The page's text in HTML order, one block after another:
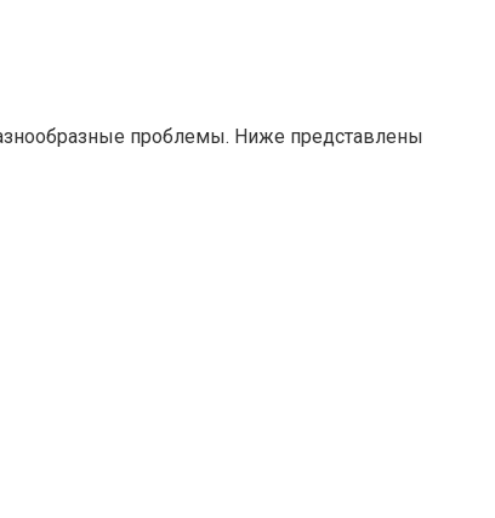
проблемы. Ниже представлены